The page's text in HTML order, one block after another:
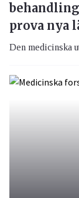
prova nya
Den medicinska